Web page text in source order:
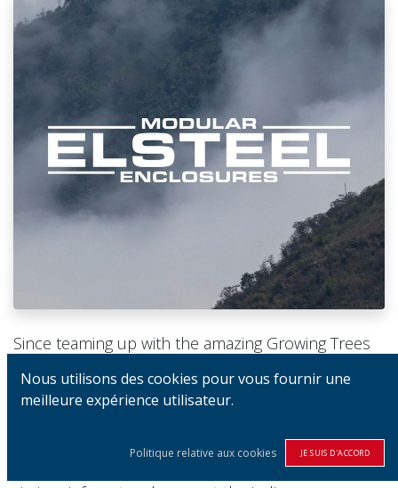
Since teaming up with the amazing Growing Trees
Network in late 2022, we've planted a total of
7,749 trees!
Out of these, 5,191 are balsa trees, planted in the
Ecuadorian Amazon. Helping to safeguard precious
Nous utilisons des cookies pour vous fournir une
meilleure expérience utilisateur.
Politique relative aux cookies JE SUIS D'ACCORD